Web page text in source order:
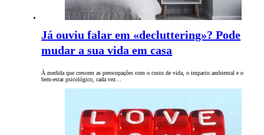
Já ouviu falar em «decluttering»? Pode
mudar a sua vida em casa
À medida que crescem as preocupações com o custo de vida, o impacto ambiental e o
bem-estar psicológico, cada vez…